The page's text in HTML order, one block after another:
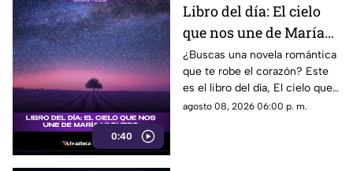
0:40
Libro del día: El cielo
que nos une de María
Vaquero
¿Buscas una novela romántica
que te robe el corazón? Este
es el libro del día, El cielo que
nos une, de María Vaquero.
agosto 08, 2026 06:00 p. m.